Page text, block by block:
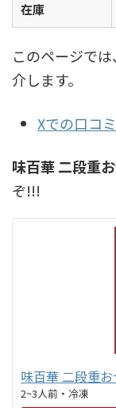
在庫
このページでは、
介します。
Xでの口コミ
味百華 二段重
ぞ!!!
味百華 二段重お
2~3人前・冷凍